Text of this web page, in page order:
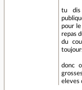
tu dis
pour
repas
du
donc
eleves